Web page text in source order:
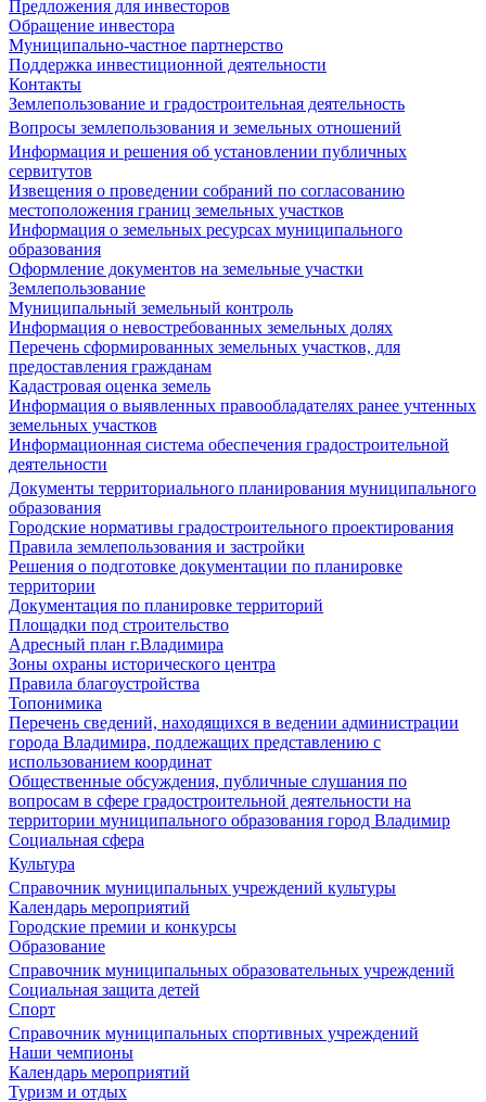
Предложения для инвесторов
Обращение инвестора
Муниципально-частное партнерство
Поддержка инвестиционной деятельности
Контакты
Землепользование и градостроительная деятельность
Вопросы землепользования и земельных отношений
Информация и решения об установлении публичных
сервитутов
Извещения о проведении собраний по согласованию
местоположения границ земельных участков
Информация о земельных ресурсах муниципального
образования
Оформление документов на земельные участки
Землепользование
Муниципальный земельный контроль
Информация о невостребованных земельных долях
Перечень сформированных земельных участков, для
предоставления гражданам
Кадастровая оценка земель
Информация о выявленных правообладателях ранее учтенных
земельных участков
Информационная система обеспечения градостроительной
деятельности
Документы территориального планирования муниципального
образования
Городские нормативы градостроительного проектирования
Правила землепользования и застройки
Решения о подготовке документации по планировке
территории
Документация по планировке территорий
Площадки под строительство
Адресный план г.Владимира
Зоны охраны исторического центра
Правила благоустройства
Топонимика
Перечень сведений, находящихся в ведении администрации
города Владимира, подлежащих представлению с
использованием координат
Общественные обсуждения, публичные слушания по
вопросам в сфере градостроительной деятельности на
территории муниципального образования город Владимир
Социальная сфера
Культура
Справочник муниципальных учреждений культуры
Календарь мероприятий
Городские премии и конкурсы
Образование
Справочник муниципальных образовательных учреждений
Социальная защита детей
Спорт
Справочник муниципальных спортивных учреждений
Наши чемпионы
Календарь мероприятий
Туризм и отдых